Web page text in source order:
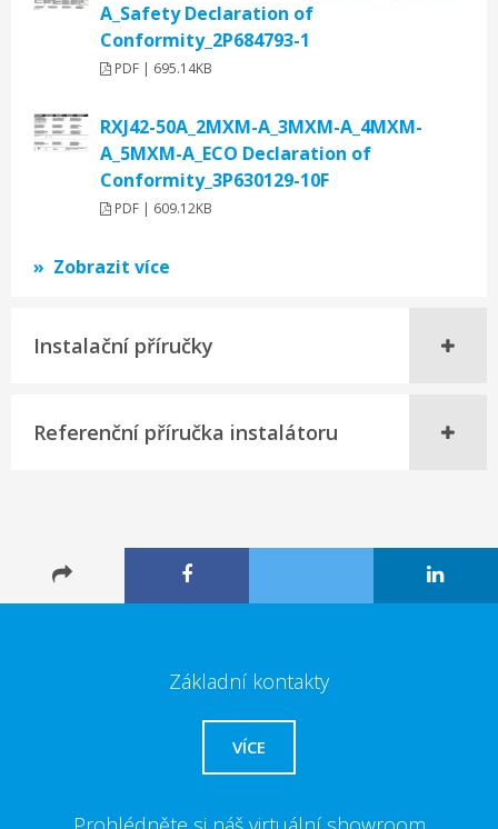
A_Safety Declaration of
Conformity_2P684793-1
PDF | 695.14KB
RXJ42-50A_2MXM-A_3MXM-A_4MXM-
A_5MXM-A_ECO Declaration of
Conformity_3P630129-10F
PDF | 609.12KB
Zobrazit více
Instalační příručky
Referenční příručka instalátoru
Základní kontakty
VÍCE